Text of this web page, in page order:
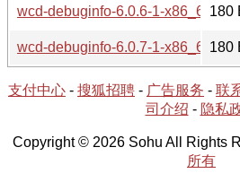
wcd-debuginfo-6.0.6-1-x86_64.hint
180
wcd-debuginfo-6.0.7-1-x86_64.hint
180
支付中心 - 搜狐招聘 - 广告服务 - 联
司介绍 - 隐私
Copyright © 2026 Sohu All Rights
所有